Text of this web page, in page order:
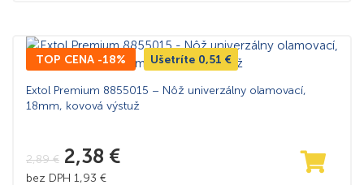
TOP CENA -18% Ušetríte 0,51 €
Extol Premium 8855015 – Nôž univerzálny olamovací,
18mm, kovová výstuž
2,89€ 2,38 €
bez DPH 1,93 €